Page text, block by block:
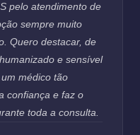
pelo atendimento de
sempre muito
Quero destacar, de
e sensível
médico tão
confiança e faz o
toda a consulta.